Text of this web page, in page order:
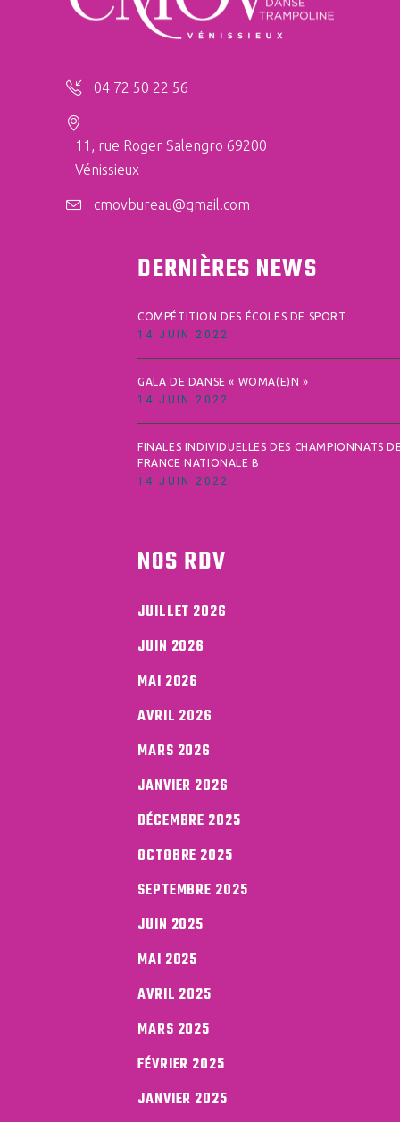
04 72 50 22 56
11, rue Roger Salengro 69200
Vénissieux
cmovbureau@gmail.com
DERNIÈRES NEWS
COMPÉTITION DES ÉCOLES DE SPORT
14 JUIN 2022
GALA DE DANSE « WOMA(E)N »
14 JUIN 2022
FINALES INDIVIDUELLES DES CHAMPIONNATS
FRANCE NATIONALE B
14 JUIN 2022
NOS RDV
JUILLET 2026
JUIN 2026
MAI 2026
AVRIL 2026
MARS 2026
JANVIER 2026
DÉCEMBRE 2025
OCTOBRE 2025
SEPTEMBRE 2025
JUIN 2025
MAI 2025
AVRIL 2025
MARS 2025
FÉVRIER 2025
JANVIER 2025